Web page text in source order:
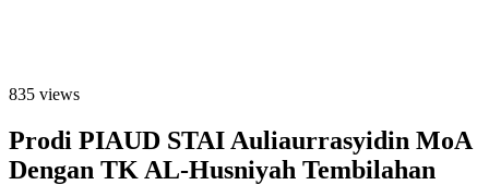
835 views
Prodi PIAUD STAI Auliaurrasyidin MoA
Dengan TK AL-Husniyah Tembilahan